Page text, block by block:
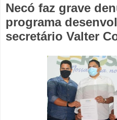
Necó faz grave
programa
secretário Valter